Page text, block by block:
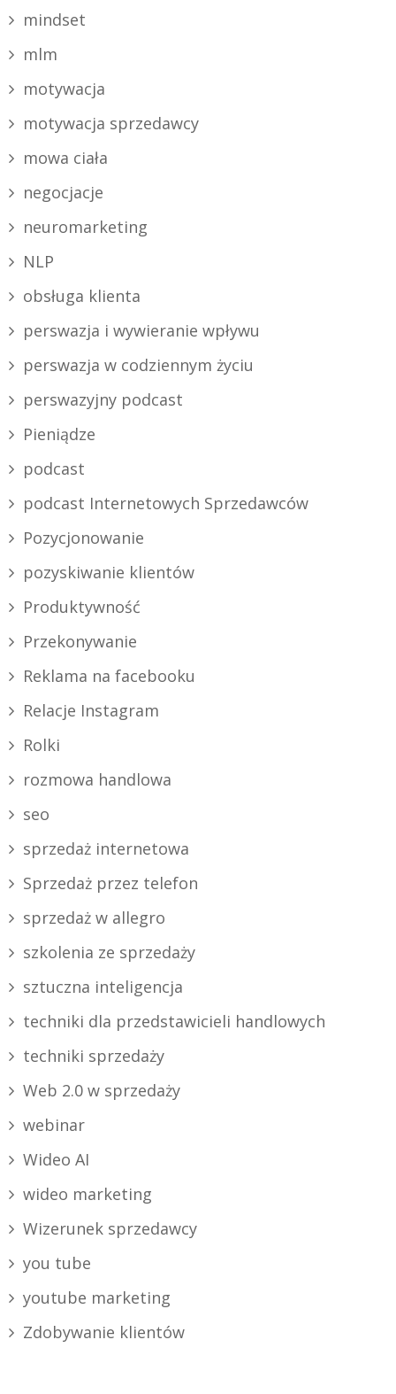
mindset
mlm
motywacja
motywacja sprzedawcy
mowa ciała
negocjacje
neuromarketing
NLP
obsługa klienta
perswazja i wywieranie wpływu
perswazja w codziennym życiu
perswazyjny podcast
Pieniądze
podcast
podcast Internetowych Sprzedawców
Pozycjonowanie
pozyskiwanie klientów
Produktywność
Przekonywanie
Reklama na facebooku
Relacje Instagram
Rolki
rozmowa handlowa
seo
sprzedaż internetowa
Sprzedaż przez telefon
sprzedaż w allegro
szkolenia ze sprzedaży
sztuczna inteligencja
techniki dla przedstawicieli handlowych
techniki sprzedaży
Web 2.0 w sprzedaży
webinar
Wideo AI
wideo marketing
Wizerunek sprzedawcy
you tube
youtube marketing
Zdobywanie klientów